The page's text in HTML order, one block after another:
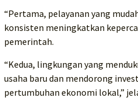
“Pertama, pelayanan yang
konsisten meningkatkan
pemerintah.
“Kedua, lingkungan yang
usaha baru dan mendorong
pertumbuhan ekonomi lokal,”